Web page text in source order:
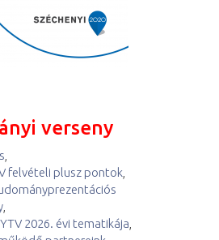
verseny
felvételi plusz pontok
,
2026. évi tematikája